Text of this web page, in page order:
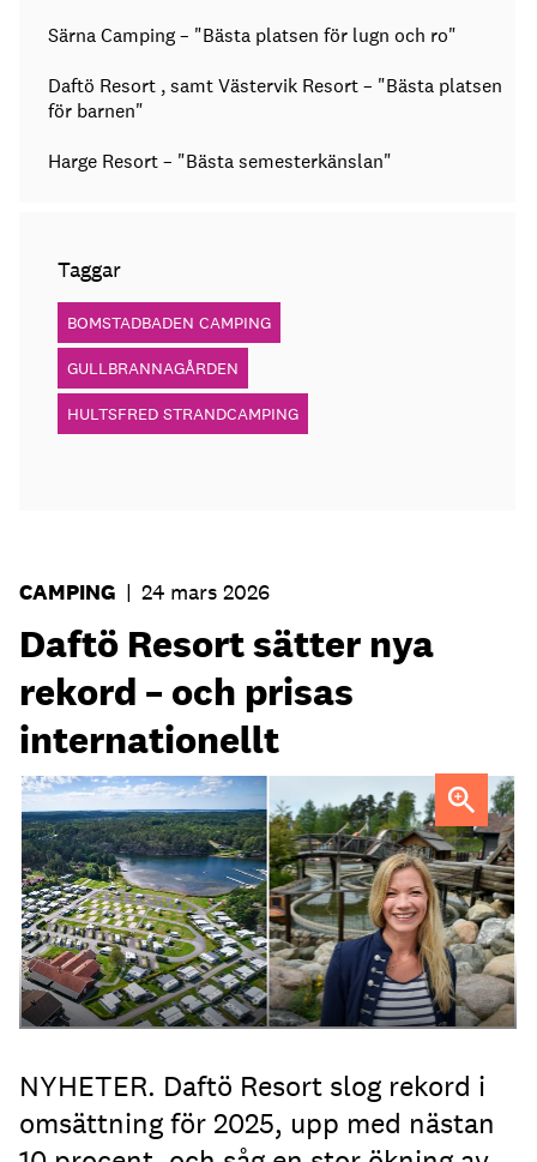
Särna Camping – "Bästa platsen för lugn och ro"
Daftö Resort , samt Västervik Resort – "Bästa platsen
för barnen"
Harge Resort – "Bästa semesterkänslan"
Taggar
BOMSTADBADEN CAMPING
GULLBRANNAGÅRDEN
HULTSFRED STRANDCAMPING
CAMPING | 24 mars 2026
Daftö Resort sätter nya
rekord – och prisas
internationellt
Lena Kempe, vd Daftö Resort
NYHETER. Daftö Resort slog rekord i
omsättning för 2025, upp med nästan